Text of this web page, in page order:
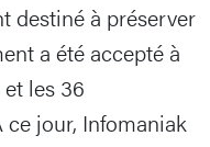
destiné à préserver
a été accepté à
les 36
jour, Infomaniak